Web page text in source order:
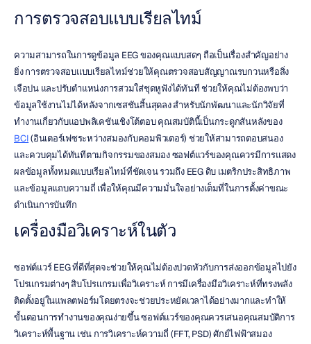
การตรวจสอบแบบเรียลไทม์
ความสามารถในการดูข้อมูล EEG ของคุณแบบสดๆ ถือเป็นเรื่องสำคัญอย่าง
ยิ่ง การตรวจสอบแบบเรียลไทม์ช่วยให้คุณตรวจสอบสัญญาณรบกวนหรือสิ่ง
เจือปน และปรับตำแหน่งการสวมใส่ชุดหูฟังได้ทันที ช่วยให้คุณไม่ต้องพบว่า
ข้อมูลใช้งานไม่ได้หลังจากเซสชันสิ้นสุดลง สำหรับนักพัฒนาและนักวิจัยที่
ทำงานเกี่ยวกับแอปพลิเคชันเชิงโต้ตอบ คุณสมบัตินี้เป็นกระดูกสันหลังของ
BCI (อินเตอร์เฟซระหว่างสมองกับคอมพิวเตอร์) ช่วยให้สามารถตอบสนอง
และควบคุมได้ทันทีตามกิจกรรมของสมอง ซอฟต์แวร์ของคุณควรมีการแสดง
ผลข้อมูลทั้งหมดแบบเรียลไทม์ที่ชัดเจน รวมถึง EEG ดิบ เมตริกประสิทธิภาพ
และข้อมูลแถบความถี่ เพื่อให้คุณมีความมั่นใจอย่างเต็มที่ในการตั้งค่าขณะ
ดำเนินการบันทึก
เครื่องมือวิเคราะห์ในตัว
ซอฟต์แวร์ EEG ที่ดีที่สุดจะช่วยให้คุณไม่ต้องปวดหัวกับการส่งออกข้อมูลไปยัง
โปรแกรมต่างๆ สิบโปรแกรมเพื่อวิเคราะห์ การมีเครื่องมือวิเคราะห์ที่ทรงพลัง
ติดตั้งอยู่ในแพลตฟอร์มโดยตรงจะช่วยประหยัดเวลาได้อย่างมากและทำให้
ขั้นตอนการทำงานของคุณง่ายขึ้น ซอฟต์แวร์ของคุณควรเสนอคุณสมบัติการ
วิเคราะห์พื้นฐาน เช่น การวิเคราะห์ความถี่ (FFT, PSD) ศักย์ไฟฟ้าสมอง